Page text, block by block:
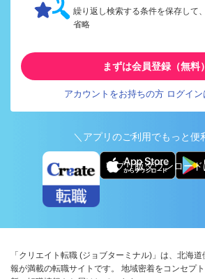
繰り返し検索する条件を保存して
省略
まずは会員登録（無料）
アカウントをお持ちの方 ログイン
＼アプリのご利用でもっと便
アプリ版ダウンロー
「クリエイト転職 (ジョブターミナル)」は、北海
報が満載の転職サイトです。 地域密着をコンセプ